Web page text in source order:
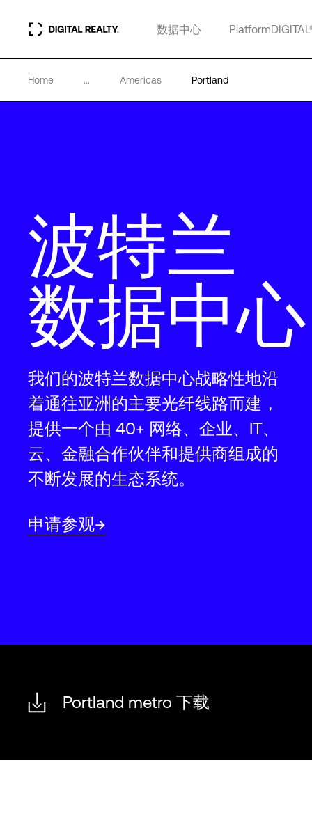
数据中心
Home ... Americas Portland
波特兰
数据中心
我们的波特兰数据中心战略性地沿
着通往亚洲的主要光纤线路而建，
提供一个由 40+ 网络、企业、IT、
云、金融合作伙伴和提供商组成的
不断发展的生态系统。
申请参观
Portland metro 下载